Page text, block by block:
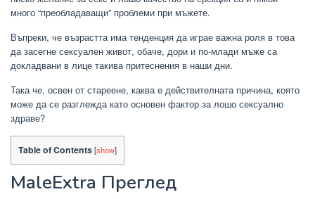
много “преобладаващи” проблеми при мъжете.
Въпреки, че възрастта има тенденция да играе важна роля в това
да засегне сексуален живот, обаче, дори и по-млади мъже са
докладвани в лице такива притеснения в наши дни.
Така че, освен от стареене, каква е действителната причина, която
може да се разглежда като основен фактор за лошо сексуално
здраве?
Table of Contents[show]
MaleExtra Преглед